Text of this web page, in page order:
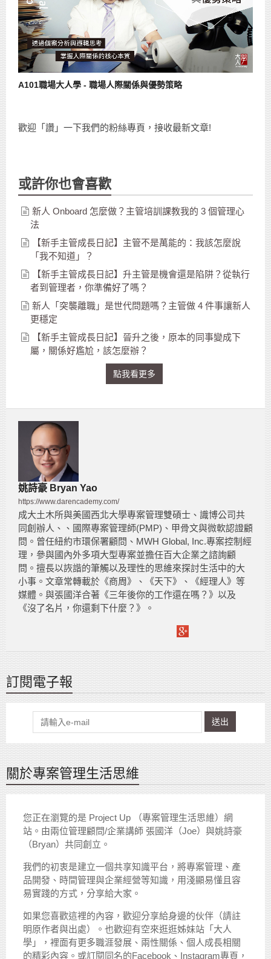
A101職場大人學 - 職場人際關係與優勢策略
歡迎「讚」一下我們的粉絲專頁，接收最新文章!
或許你也會喜歡
新人 Onboard 怎麼做？主管培訓課教我的 3 個管理心
法
【新手主管成長日記】主管不是萬能的：我該怎麼說
「我不知道」？
【新手主管成長日記】升主管是機會還是陷阱？從執行
者到管理者，你準備好了嗎？
新人「突襲離職」是世代問題嗎？主管做 4 件事讓新人
更穩定
【新手主管成長日記】晉升之後，原本的同事變成下
屬，關係好尷尬，該怎麼辦？
點我看更多
姚詩豪 Bryan Yao
https://www.darencademy.com/
成大土木所與美國西北大學專案管理雙碩士、識博公司共
同創辦人、、國際專案管理師(PMP)、甲骨文與微軟認證顧
問。曾任紐約市環保署顧問、MWH Global, Inc.專案控制經
理，參與國內外多項大型專案並擔任百大企業之諮詢顧
問。擅長以詼諧的筆觸以及理性的思維來探討生活中的大
小事。文章常轉載於《商周》、《天下》、《經理人》等
媒體。與張國洋合著《三年後你的工作還在嗎？》以及
《沒了名片，你還剩下什麼？》。
訂閱電子報
送出
關於專案管理生活思維
您正在瀏覽的是 Project Up （專案管理生活思維）網
站。由兩位管理顧問/企業講師 張國洋（Joe）與姚詩豪
（Bryan）共同創立。
我們的初衷是建立一個共享知識平台，將專案管理、產
品開發、時間管理與企業經營等知識，用淺顯易懂且容
易實踐的方式，分享給大家。
如果您喜歡這裡的內容，歡迎分享給身邊的伙伴（請註
明原作者與出處）。也歡迎有空來逛逛姊妹站「大人
學」，裡面有更多職涯發展、兩性關係、個人成長相關
的精彩內容。或訂閱同名的Facebook、Instagram專頁，